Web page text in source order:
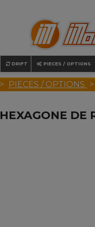
DRIFT PIECES / OPTIONS
PIECES / OPTIONS
HEXAGONE DE